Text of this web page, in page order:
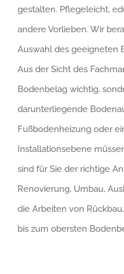
gestalten. Pflegeleicht,
andere Vorlieben. Wir
Auswahl des geeigneten
Aus der Sicht des
Bodenbelag wichtig,
darunterliegende
Fußbodenheizung oder
Installationsebene
sind für Sie der richtige
Renovierung, Umbau,
die Arbeiten von
bis zum obersten